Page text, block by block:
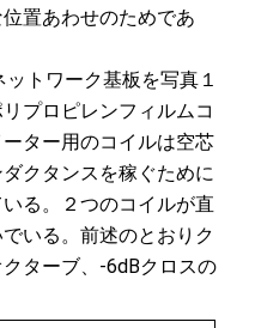
置あわせのためであ
トワーク基板を写真１
プロピレンフィルムコ
ター用のコイルは空芯
クタンスを稼ぐために
る。２つのコイルが直
いる。前述のとおりク
ターブ、-6dBクロスの